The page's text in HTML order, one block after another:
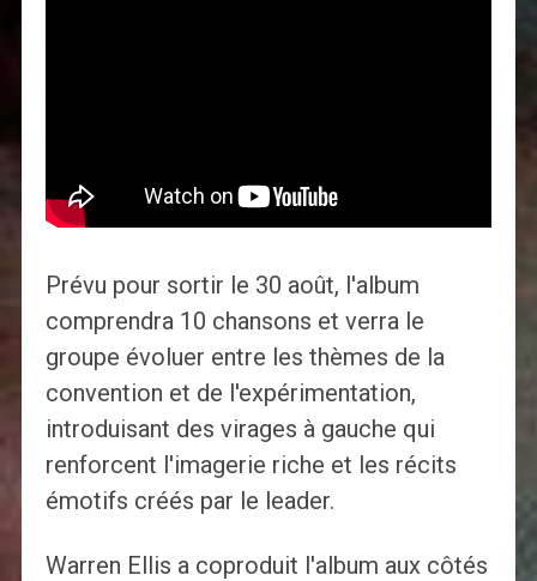
Prévu pour sortir le 30 août, l'album
comprendra 10 chansons et verra le
groupe évoluer entre les thèmes de la
convention et de l'expérimentation,
introduisant des virages à gauche qui
renforcent l'imagerie riche et les récits
émotifs créés par le leader.
Warren Ellis a coproduit l'album aux côtés